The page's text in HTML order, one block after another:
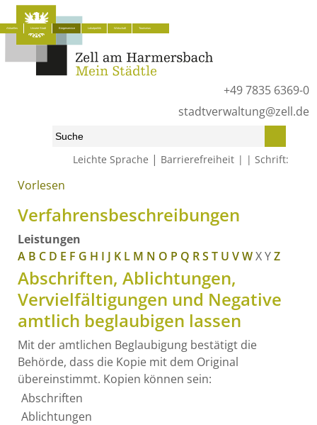
+49 7835 6369-0
stadtverwaltung@zell.de
Leichte Sprache | Barrierefreiheit Schrift:
Aktuelles Unsere Stadt Bürgerservice Lokalpolitik Wirtschaft Tourismus
Start» Bürgerservice »
Vorlesen
Verfahrensbeschreibungen
Leistungen
A B C D E F G H I J K L M N O P Q RS T U VWXYZ
Abschriften, Ablichtungen,
Vervielfältigungen und Negative
amtlich beglaubigen lassen
Mit der amtlichen Beglaubigung bestätigt die
Behörde, dass die Kopie mit dem Original
übereinstimmt. Kopien können sein:
Abschriften
Ablichtungen